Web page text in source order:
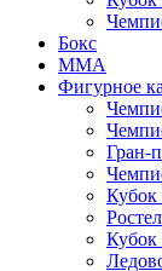
Бокс
MMA
Фигурное
Гран-
Кубок
Кубок